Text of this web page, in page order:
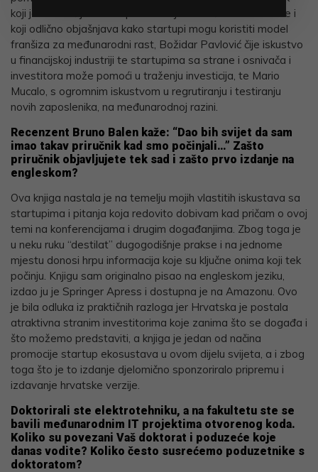
koji je osnivač jedne od prvih ozbiljnih franšiza iz Hrvatske i
koji odlično objašnjava kako startupi mogu koristiti model
franšiza za međunarodni rast, Božidar Pavlović čije iskustvo
u financijskoj industriji te startupima sa strane i osnivača i
investitora može pomoći u traženju investicija, te Mario
Mucalo, s ogromnim iskustvom u regrutiranju i testiranju
novih zaposlenika, na međunarodnoj razini.
Recenzent Bruno Balen kaže: “Dao bih svijet da sam
imao takav priručnik kad smo počinjali…” Zašto
priručnik objavljujete tek sad i zašto prvo izdanje na
engleskom?
Ova knjiga nastala je na temelju mojih vlastitih iskustava sa
startupima i pitanja koja redovito dobivam kad pričam o ovoj
temi na konferencijama i drugim događanjima. Zbog toga je
u neku ruku “destilat” dugogodišnje prakse i na jednome
mjestu donosi hrpu informacija koje su ključne onima koji tek
počinju. Knjigu sam originalno pisao na engleskom jeziku,
izdao ju je Springer Apress i dostupna je na Amazonu. Ovo
je bila odluka iz praktičnih razloga jer Hrvatska je postala
atraktivna stranim investitorima koje zanima što se događa i
što možemo predstaviti, a knjiga je jedan od načina
promocije startup ekosustava u ovom dijelu svijeta, a i zbog
toga što je to izdanje djelomično sponzoriralo pripremu i
izdavanje hrvatske verzije.
Doktorirali ste elektrotehniku, a na fakultetu ste se
bavili međunarodnim IT projektima otvorenog koda.
Koliko su povezani Vaš doktorat i poduzeće koje
danas vodite? Koliko često susrećemo poduzetnike s
doktoratom?